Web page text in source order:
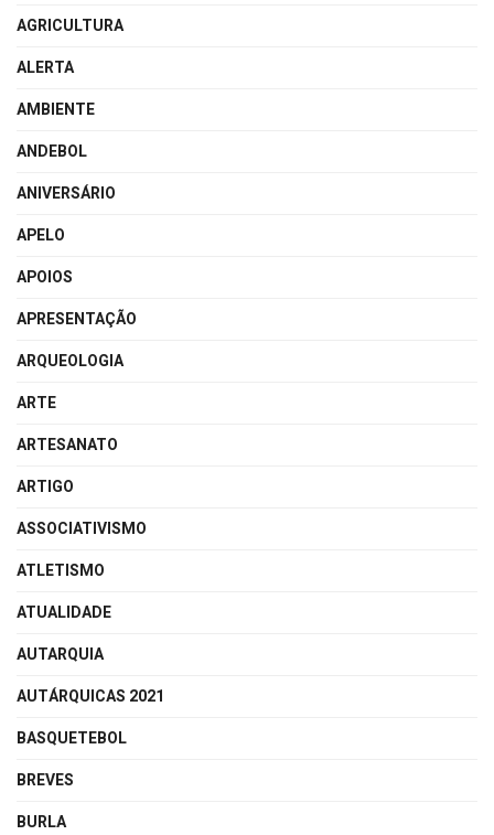
AGRICULTURA
ALERTA
AMBIENTE
ANDEBOL
ANIVERSÁRIO
APELO
APOIOS
APRESENTAÇÃO
ARQUEOLOGIA
ARTE
ARTESANATO
ARTIGO
ASSOCIATIVISMO
ATLETISMO
ATUALIDADE
AUTARQUIA
AUTÁRQUICAS 2021
BASQUETEBOL
BREVES
BURLA